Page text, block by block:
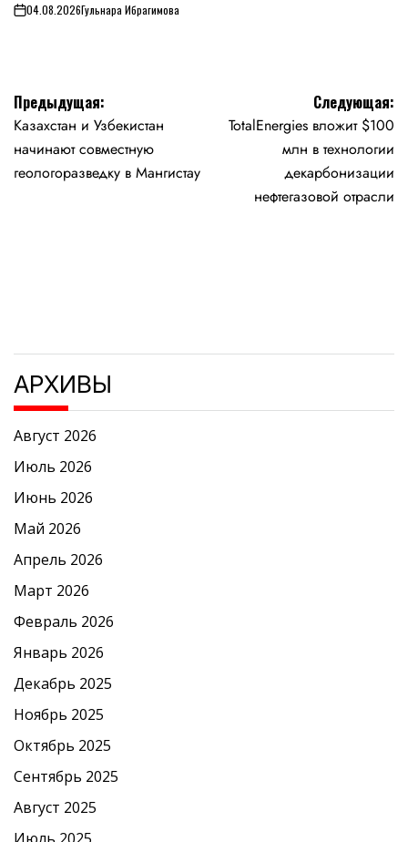
on04.08.2026Гульнара Ибрагимова
Навигация
по
записям
Предыдущая:
Казахстан и Узбекистан
начинают совместную
геологоразведку в Мангистау
Следующая:
TotalEnergies вложит $100
млн в технологии
декарбонизации
нефтегазовой отрасли
АРХИВЫ
Август 2026
Июль 2026
Июнь 2026
Май 2026
Апрель 2026
Март 2026
Февраль 2026
Январь 2026
Декабрь 2025
Ноябрь 2025
Октябрь 2025
Сентябрь 2025
Август 2025